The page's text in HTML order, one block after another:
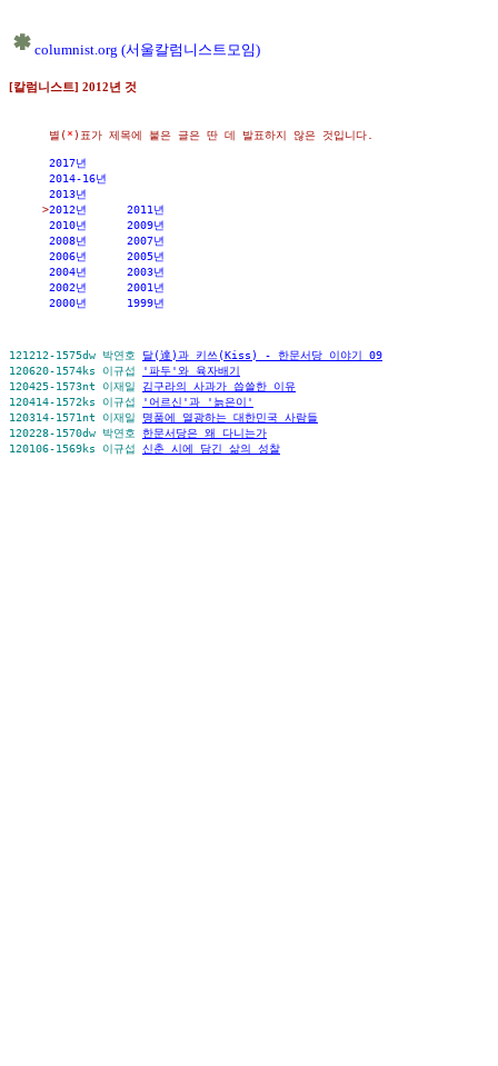
columnist.org (서울칼럼니스트모임)
[칼럼니스트] 2012년 것
      별(
* )표가 제목에 붙은 글은 딴 데 발표하지 않은 것입니다.
2017년
2014-16년
2013년
     >
2012년
2011년
2010년
2009년
2008년
2007년
2006년
2005년
2004년
2003년
2002년
2001년
2000년      1999년
121212-1575dw 박연호 달(達)과 키쓰(Kiss) - 한문서당 이야기 09
120620-1574ks 이규섭
'파두'와 육자배기
120425-1573nt 이재일 김구라의 사과가 씁쓸한 이유
120414-1572ks 이규섭
'어르신'과 '늙은이'
120314-1571nt 이재일 명품에 열광하는 대한민국 사람들
120228-1570dw 박연호 한문서당은 왜 다니는가
120106-1569ks 이규섭 신춘 시에 담긴 삶의 성찰